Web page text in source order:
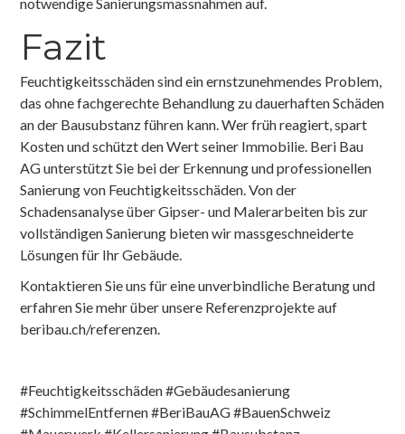
Fazit
Feuchtigkeitsschäden sind ein ernstzunehmendes Problem,
das ohne fachgerechte Behandlung zu dauerhaften Schäden
an der Bausubstanz führen kann. Wer früh reagiert, spart
Kosten und schützt den Wert seiner Immobilie. Beri Bau
AG unterstützt Sie bei der Erkennung und professionellen
Sanierung von Feuchtigkeitsschäden. Von der
Schadensanalyse über Gipser- und Malerarbeiten bis zur
vollständigen Sanierung bieten wir massgeschneiderte
Lösungen für Ihr Gebäude.
Kontaktieren Sie uns für eine unverbindliche Beratung und
erfahren Sie mehr über unsere Referenzprojekte auf
beribau.ch/referenzen.
#Feuchtigkeitsschäden #Gebäudesanierung
#SchimmelEntfernen #BeriBauAG #BauenSchweiz